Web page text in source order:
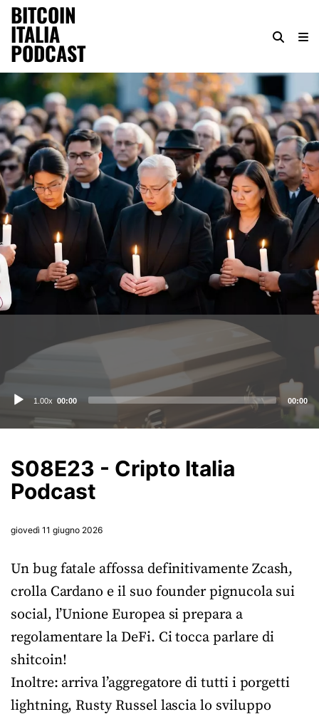
BITCOIN
ITALIA
PODCAST
Audio
1.00x 00:00 00:00
S08E23 - Cripto Italia
Podcast
giovedì 11 giugno 2026
Un bug fatale affossa definitivamente Zcash,
crolla Cardano e il suo founder pignucola sui
social, l’Unione Europea si prepara a
regolamentare la DeFi. Ci tocca parlare di
shitcoin!
Inoltre: arriva l’aggregatore di tutti i porgetti
lightning, Rusty Russel lascia lo sviluppo